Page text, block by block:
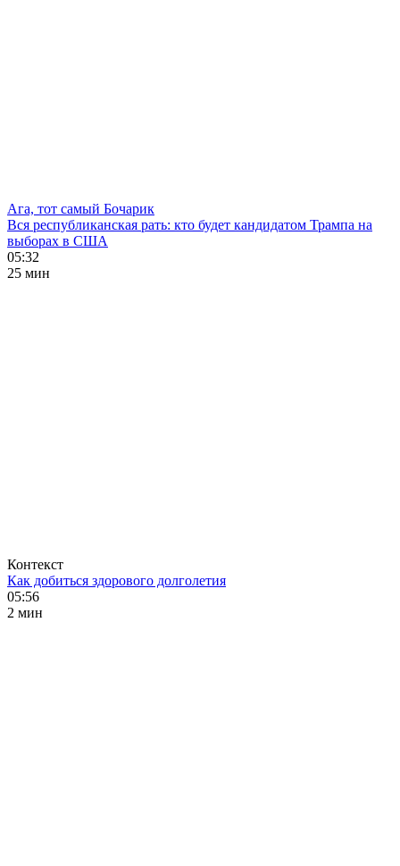
Ага, тот самый Бочарик
Вся республиканская рать: кто будет кандидатом Трампа на
выборах в США
05:32
25 мин
Контекст
Как добиться здорового долголетия
05:56
2 мин